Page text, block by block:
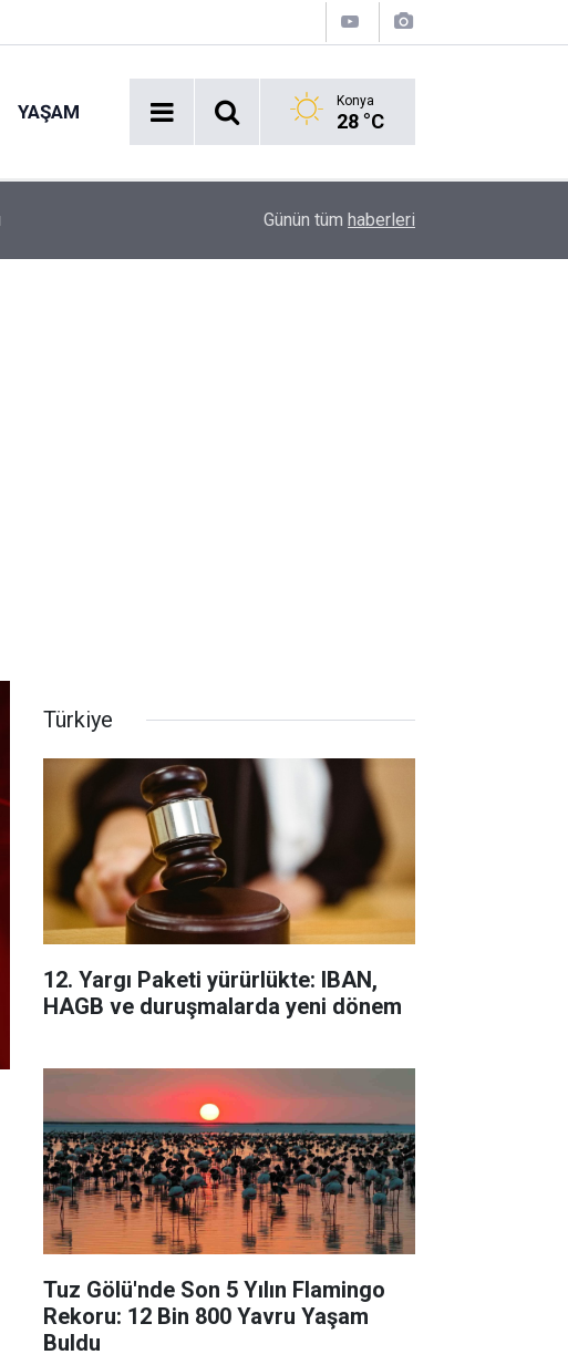
YAŞAM Konya
28 °C
Akaryakıt İstasyonunda Panik: Lastikçi
Günün tüm haberleri
Türkiye
12. Yargı Paketi yürürlükte: IBAN,
HAGB ve duruşmalarda yeni dönem
Tuz Gölü'nde Son 5 Yılın Flamingo
Rekoru: 12 Bin 800 Yavru Yaşam
Buldu